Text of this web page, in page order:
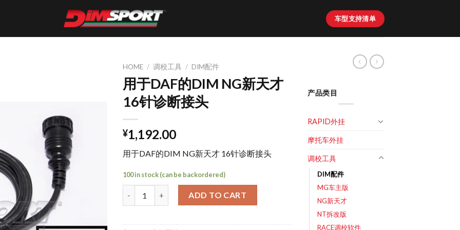
车型支持清单
HOME / 调校工具 / DIM配件
用于DAF的DIM NG新天才
16针诊断接头
¥1,192.00
用于DAF的DIM NG新天才 16针诊断接头
100 in stock (can be backordered)
ADD TO CART
产品类目
RAPID外挂
摩托车外挂
调校工具
DIM配件
MG车主版
NG新天才
NT拆改版
RACE调校软件